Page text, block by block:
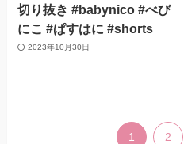
切り抜き #babynico #べび
にこ #ぱすはに #shorts
2023年10月30日
1 2